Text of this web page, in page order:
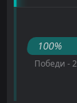
100%
Победи - 2